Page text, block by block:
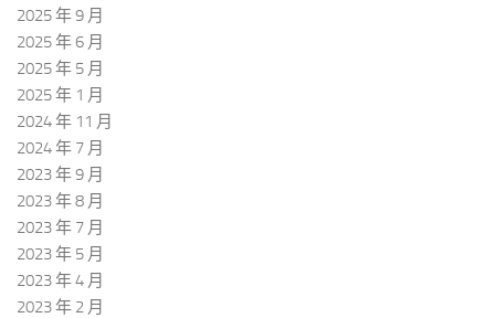
2025 年 9 月
2025 年 6 月
2025 年 5 月
2025 年 1 月
2024 年 11 月
2024 年 7 月
2023 年 9 月
2023 年 8 月
2023 年 7 月
2023 年 5 月
2023 年 4 月
2023 年 2 月